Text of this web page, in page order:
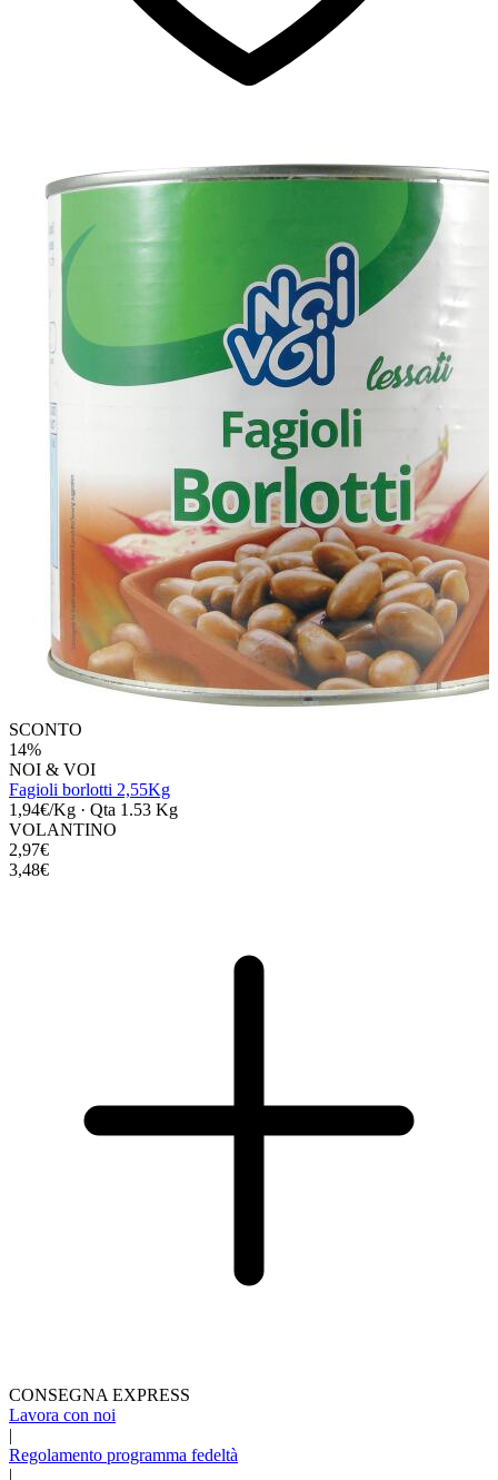
SCONTO
14%
NOI & VOI
Fagioli borlotti 2,55Kg
1,94€/Kg · Qta 1.53 Kg
VOLANTINO
2,97€
3,48€
CONSEGNA EXPRESS
Lavora con noi
|
Regolamento programma fedeltà
|